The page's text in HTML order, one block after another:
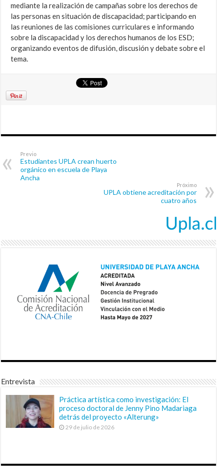
mediante la realización de campañas sobre los derechos de
las personas en situación de discapacidad; participando en
las reuniones de las comisiones curriculares e informando
sobre la discapacidad y los derechos humanos de los ESD;
organizando eventos de difusión, discusión y debate sobre el
tema.
Previo
Estudiantes UPLA crean huerto
orgánico en escuela de Playa
Ancha
Próximo
UPLA obtiene acreditación por
cuatro años
Entrevista
Práctica artística como investigación: El
proceso doctoral de Jenny Pino Madariaga
detrás del proyecto «Alterung»
29 de julio de 2026